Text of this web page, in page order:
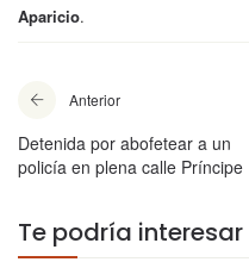
Aparicio.
Anterior
Detenida por abofetear a un
policía en plena calle Príncipe
Te podría interesar